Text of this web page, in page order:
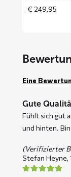
€249,95
Eine
Gute
Fühlt sich gut
und hinten.
(Verifizierter
Stefan Heyne,